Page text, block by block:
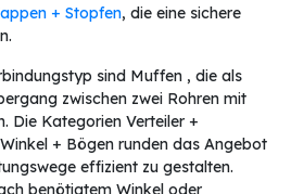
+ Stopfen, die eine sichere
sind Muffen , die als
zwischen zwei Rohren mit
Die Kategorien Verteiler +
+ Bögen runden das Angebot
effizient zu gestalten.
benötigtem Winkel oder